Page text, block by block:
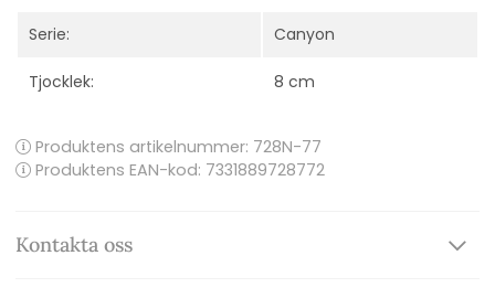
Serie: Canyon
Tjocklek: 8 cm
Produktens artikelnummer: 728N-77
Produktens EAN-kod: 7331889728772
Kontakta oss